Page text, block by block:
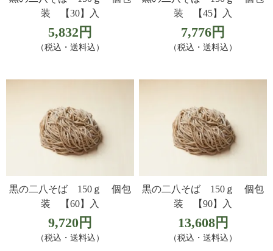
装 【30】入
5,832円
（税込・送料込）
装 【45】入
7,776円
（税込・送料込）
黒の二八そば 150ｇ 個包
装 【60】入
9,720円
（税込・送料込）
黒の二八そば 150ｇ 個包
装 【90】入
13,608円
（税込・送料込）